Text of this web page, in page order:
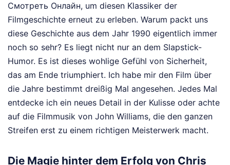
Смотреть Онлайн, um diesen Klassiker der
Filmgeschichte erneut zu erleben. Warum packt uns
diese Geschichte aus dem Jahr 1990 eigentlich immer
noch so sehr? Es liegt nicht nur an dem Slapstick-
Humor. Es ist dieses wohlige Gefühl von Sicherheit,
das am Ende triumphiert. Ich habe mir den Film über
die Jahre bestimmt dreißig Mal angesehen. Jedes Mal
entdecke ich ein neues Detail in der Kulisse oder achte
auf die Filmmusik von John Williams, die den ganzen
Streifen erst zu einem richtigen Meisterwerk macht.
Die Magie hinter dem Erfolg von Chris